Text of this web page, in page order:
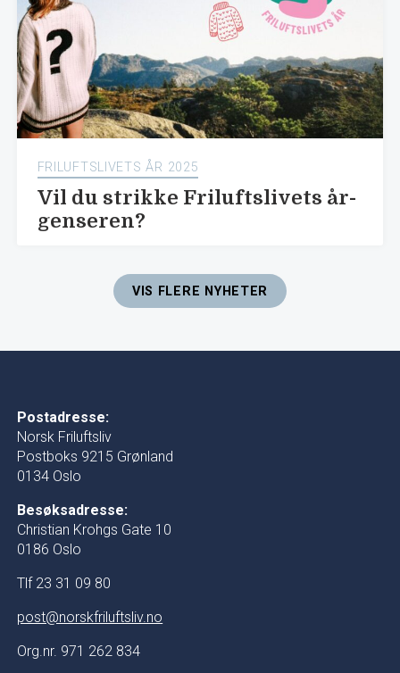
FRILUFTSLIVETS ÅR 2025
Vil du strikke Friluftslivets år-
genseren?
VIS FLERE NYHETER
Postadresse:
Norsk Friluftsliv
Postboks 9215 Grønland
0134 Oslo
Besøksadresse:
Christian Krohgs Gate 10
0186 Oslo
Tlf 23 31 09 80
post@norskfriluftsliv.no
Org.nr. 971 262 834